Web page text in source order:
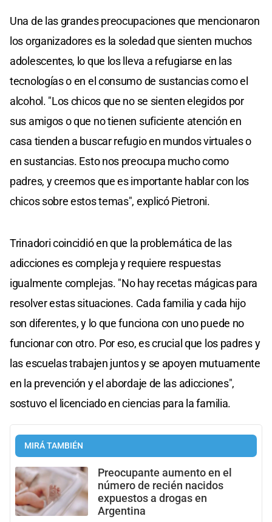
Una de las grandes preocupaciones que mencionaron
los organizadores es la soledad que sienten muchos
adolescentes, lo que los lleva a refugiarse en las
tecnologías o en el consumo de sustancias como el
alcohol. "Los chicos que no se sienten elegidos por
sus amigos o que no tienen suficiente atención en
casa tienden a buscar refugio en mundos virtuales o
en sustancias. Esto nos preocupa mucho como
padres, y creemos que es importante hablar con los
chicos sobre estos temas", explicó Pietroni.
Trinadori coincidió en que la problemática de las
adicciones es compleja y requiere respuestas
igualmente complejas. "No hay recetas mágicas para
resolver estas situaciones. Cada familia y cada hijo
son diferentes, y lo que funciona con uno puede no
funcionar con otro. Por eso, es crucial que los padres y
las escuelas trabajen juntos y se apoyen mutuamente
en la prevención y el abordaje de las adicciones",
sostuvo el licenciado en ciencias para la familia.
MIRÁ TAMBIÉN
Preocupante aumento en el
número de recién nacidos
expuestos a drogas en
Argentina